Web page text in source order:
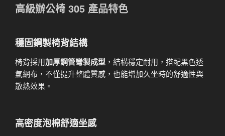
高級辦公椅 305 產品特色
穩固鋼製椅背結構
椅背採用加厚鋼管彎製成型 ，結構穩定耐用，搭配黑色透
氣網布，不僅提升整體質感，也能增加久坐時的舒適性與
散熱效果。
高密度泡棉舒適坐感